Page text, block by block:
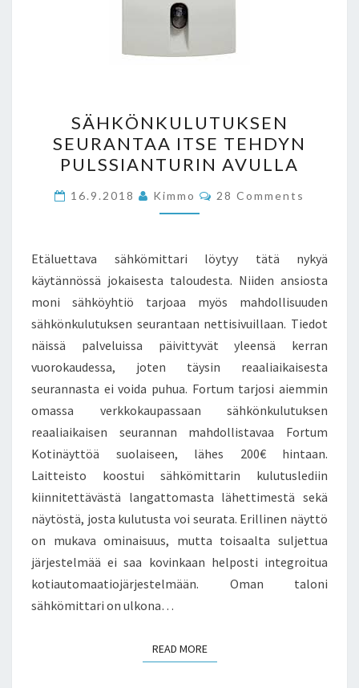
SEURANTAA
ITSE
TEHDYN
PULSSIANTURIN
AVULLA
SÄHKÖNKULUTUKSEN
SEURANTAA ITSE TEHDYN
PULSSIANTURIN AVULLA
16.9.2018 Kimmo Comments
28 Comments
Etäluettava sähkömittari löytyy tätä nykyä
käytännössä jokaisesta taloudesta. Niiden ansiosta
moni sähköyhtiö tarjoaa myös mahdollisuuden
sähkönkulutuksen seurantaan nettisivuillaan. Tiedot
näissä palveluissa päivittyvät yleensä kerran
vuorokaudessa, joten täysin reaaliaikaisesta
seurannasta ei voida puhua. Fortum tarjosi aiemmin
omassa verkkokaupassaan sähkönkulutuksen
reaaliaikaisen seurannan mahdollistavaa Fortum
Kotinäyttöä suolaiseen, lähes 200€ hintaan.
Laitteisto koostui sähkömittarin kulutuslediin
kiinnitettävästä langattomasta lähettimestä sekä
näytöstä, josta kulutusta voi seurata. Erillinen näyttö
on mukava ominaisuus, mutta toisaalta suljettua
järjestelmää ei saa kovinkaan helposti integroitua
kotiautomaatiojärjestelmään. Oman taloni
sähkömittari on ulkona…
READ MOREREAD MORE